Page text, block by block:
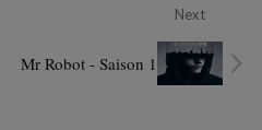
Next
Mr Robot - Saison 1